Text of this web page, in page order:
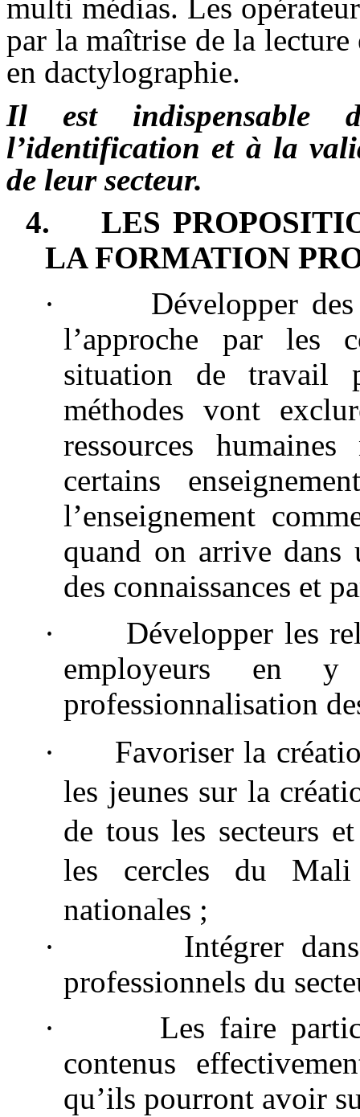
multi médias. Les
par la maîtrise de la
en dactylographie.
Il est indispensable
l’identification et à la
de leur secteur.
4.
LES
LA FORMATION
·
Développer
l’approche par les
situation de travail
méthodes vont
ressources
certains
l’enseignement
quand on arrive dans
des connaissances et
·
Développer les
employeurs en
professionnalisation
·
Favoriser la
les jeunes sur la
de tous les secteurs
les cercles du Mali
nationales ;
·
Intégrer
professionnels du
·
Les faire
contenus
qu’ils pourront avoir